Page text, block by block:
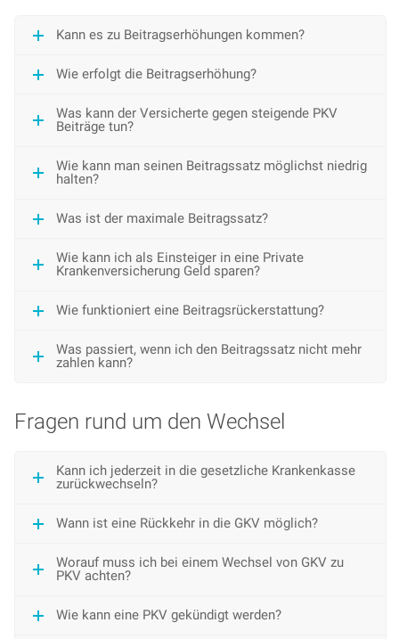
Kann es zu Beitragserhöhungen kommen?
Wie erfolgt die Beitragserhöhung?
Was kann der Versicherte gegen steigende PKV
Beiträge tun?
Wie kann man seinen Beitragssatz möglichst niedrig
halten?
Was ist der maximale Beitragssatz?
Wie kann ich als Einsteiger in eine Private
Krankenversicherung Geld sparen?
Wie funktioniert eine Beitragsrückerstattung?
Was passiert, wenn ich den Beitragssatz nicht mehr
zahlen kann?
Fragen rund um den Wechsel
Kann ich jederzeit in die gesetzliche Krankenkasse
zurückwechseln?
Wann ist eine Rückkehr in die GKV möglich?
Worauf muss ich bei einem Wechsel von GKV zu
PKV achten?
Wie kann eine PKV gekündigt werden?